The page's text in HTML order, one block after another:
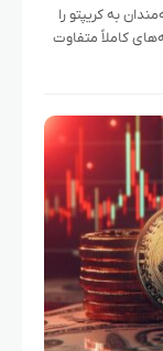
به کریپتو را
کاملاً متفاوت